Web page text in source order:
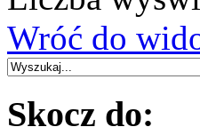
Wróć do
Skocz do: